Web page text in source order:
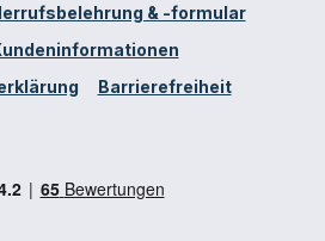
& -formular
Barrierefreiheit